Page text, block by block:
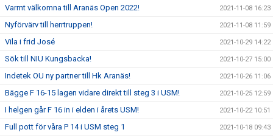
Varmt välkomna till Aranäs Open 2022! 2021-11-08 16:23
Nyförvärv till herrtruppen! 2021-11-08 11:59
Vila i frid José 2021-10-29 14:22
Sök till NIU Kungsbacka! 2021-10-27 15:00
Indetek OU ny partner till Hk Aranäs! 2021-10-26 11:06
Bägge F 16-15 lagen vidare direkt till steg 3 i USM! 2021-10-25 12:59
I helgen går F 16 in i elden i årets USM! 2021-10-22 10:51
Full pott för våra P 14 i USM steg 1 2021-10-18 09:43